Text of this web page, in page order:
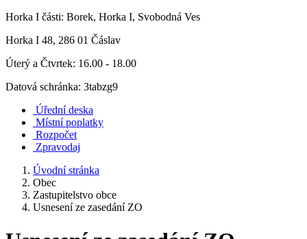
Horka I části: Borek, Horka I, Svobodná Ves
Horka I 48, 286 01 Čáslav
Úterý a Čtvrtek: 16.00 - 18.00
Datová schránka: 3tabzg9
Úřední deska
Místní poplatky
Rozpočet
Zpravodaj
Úvodní stránka
Obec
Zastupitelstvo obce
Usnesení ze zasedání ZO